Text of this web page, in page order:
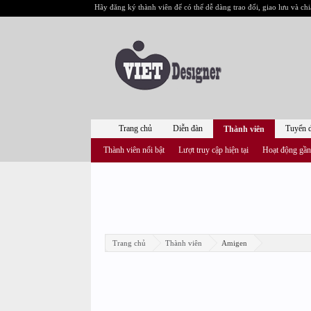
Hãy đăng ký thành viên để có thể dễ dàng trao đổi, giao lưu và
Trang chủ Thành viên Amigen
Trang chủ Diễn đàn Thành viên
Thành viên nổi bật Lượt truy cập hiện tại Hoạt động
Tuyển